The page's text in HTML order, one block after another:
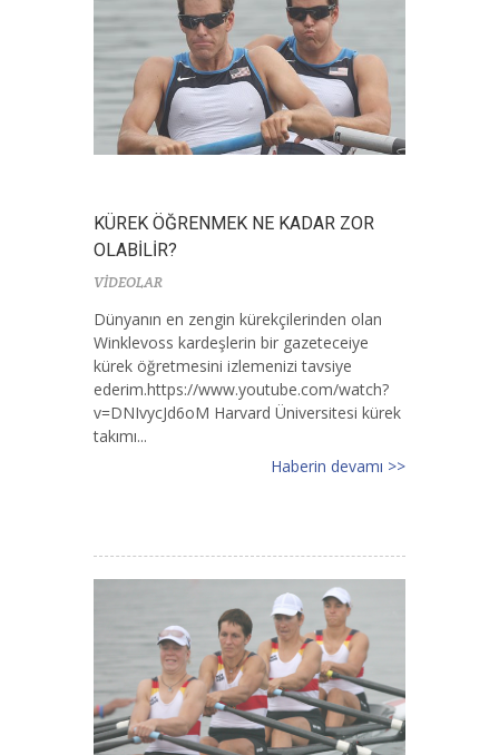
KÜREK ÖĞRENMEK NE KADAR ZOR
OLABİLİR?
VİDEOLAR
Dünyanın en zengin kürekçilerinden olan
Winklevoss kardeşlerin bir gazeteceiye
kürek öğretmesini izlemenizi tavsiye
ederim.https://www.youtube.com/watch?
v=DNIvycJd6oM Harvard Üniversitesi kürek
takımı...
Haberin devamı >>